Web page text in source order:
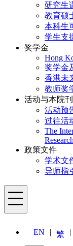
研究生
教育硕
本科生
学生支
奖学金
Hong
奖学金
香港未
教师奖
活动与本院
活动预
过往活
The
政策文件
学术文
导师指
Menu
EN 繁